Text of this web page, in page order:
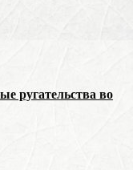
ругательства во